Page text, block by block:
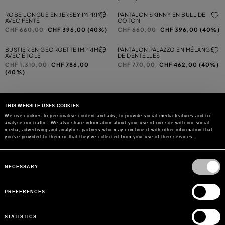
THIS WEBSITE USES COOKIES
We use cookies to personalise content and ads, to provide social media features and to
analyse our traffic. We also share information about your use of our site with our social
media, advertising and analytics partners who may combine it with other information that
you’ve provided to them or that they’ve collected from your use of their services.
Selection
NECESSARY
PREFERENCES
STATISTICS
ROBE LONGUE EN JERSEY IMPRIMÉ
AVEC FENTE
Prix réduit de
CHF 660,00àCHF 396,00 (40%)
PANTALON SKINNY EN BULL DE
COTON
Prix réduit de
CHF 660,00àCHF 396,00 (40%)
BUSTIER EN GEORGETTE IMPRIMÉE
AVEC ÉTOLE
Prix réduit de
CHF 1.310,00àCHF 786,00
(40%)
PANTALON PALAZZO EN MÉLANGE
DE DENTELLES
Prix réduit de
CHF 770,00àCHF 462,00 (40%)
BESOIN D'AIDE ?